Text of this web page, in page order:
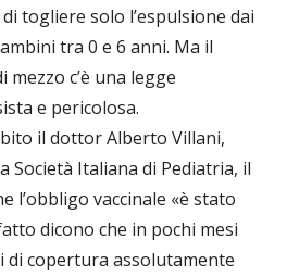
togliere solo l’espulsione dai
tra 0 e 6 anni. Ma il
mezzo c’è una legge
e pericolosa.
il dottor Alberto Villani,
Società Italiana di Pediatria, il
l’obbligo vaccinale «è stato
dicono che in pochi mesi
di copertura assolutamente